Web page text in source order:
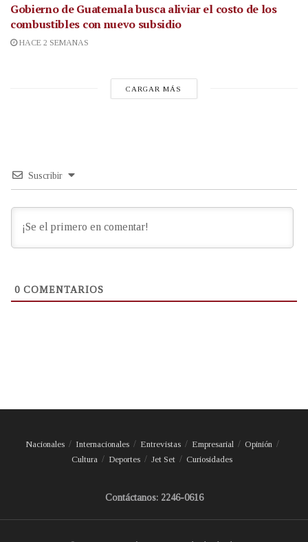
Gobierno de Guatemala busca aliviar el costo de los
combustibles con nuevo subsidio
HACE 2 SEMANAS
CARGAR MÁS
Suscribir
0 COMENTARIOS
Nacionales Internacionales Entrevistas Empresarial
Opinión
Cultura
Deportes Jet Set Curiosidades
Contáctanos: 2246-0616